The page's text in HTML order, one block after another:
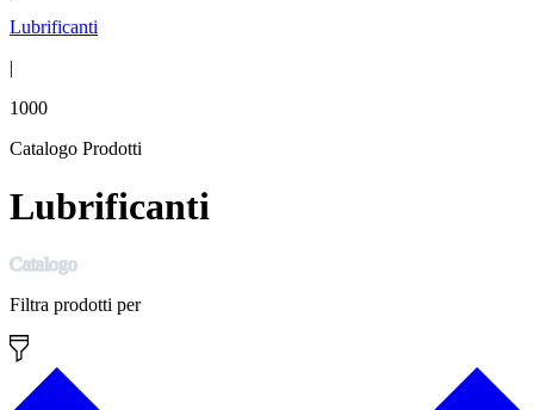
Lubrificanti
|
1000
Catalogo Prodotti
Lubrificanti
Catalogo
Filtra prodotti per